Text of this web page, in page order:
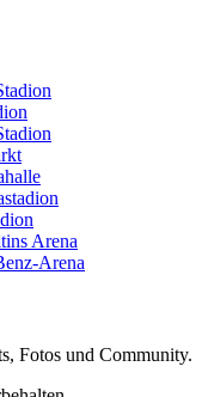
Arena
Arena
Fotos und Community.